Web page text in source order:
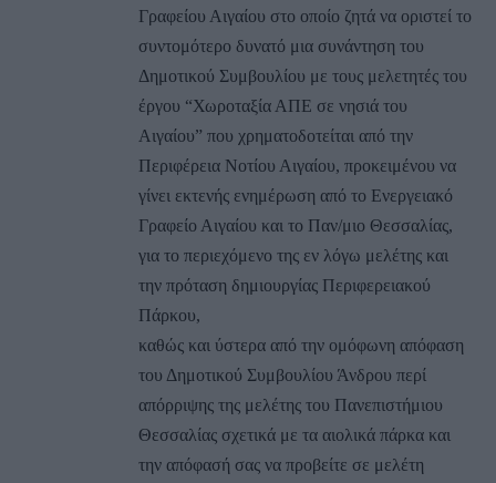
Γραφείου Αιγαίου στο οποίο ζητά να οριστεί το
συντομότερο δυνατό μια συνάντηση του
Δημοτικού Συμβουλίου με τους μελετητές του
έργου “Χωροταξία ΑΠΕ σε νησιά του
Αιγαίου” που χρηματοδοτείται από την
Περιφέρεια Νοτίου Αιγαίου, προκειμένου να
γίνει εκτενής ενημέρωση από το Ενεργειακό
Γραφείο Αιγαίου και το Παν/μιο Θεσσαλίας,
για το περιεχόμενο της εν λόγω μελέτης και
την πρόταση δημιουργίας Περιφερειακού
Πάρκου,
καθώς και ύστερα από την ομόφωνη απόφαση
του Δημοτικού Συμβουλίου Άνδρου περί
απόρριψης της μελέτης του Πανεπιστήμιου
Θεσσαλίας σχετικά με τα αιολικά πάρκα και
την απόφασή σας να προβείτε σε μελέτη